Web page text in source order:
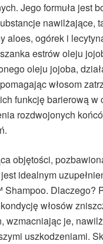
Jego formuła jest
nawilżające,
aloes, ogórek i
estrów oleju
oleju jojoba,
włosom
funkcję barierową w
rozdwojonych
objętości,
idealnym
Dlaczego?
włosów
wzmacniając je,
uszkodzeniami.